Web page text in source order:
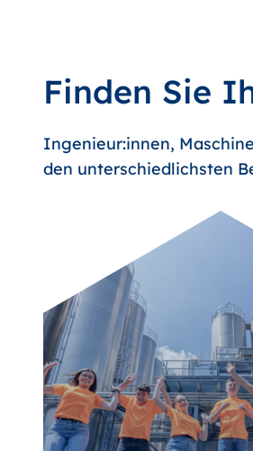
Finden Sie
Ingenieur:innen,
den unterschiedlichsten